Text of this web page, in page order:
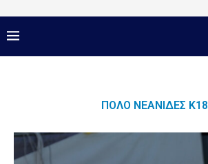
ΠΌΛΟ ΝΕΆΝΙΔΕΣ Κ18